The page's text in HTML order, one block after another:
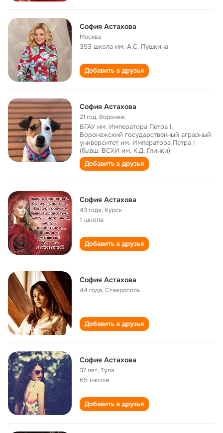
София Астахова
Москва
353 школа им. А.С. Пушкина
Добавить в друзья
София Астахова
21 год, Воронеж
ВГАУ им. Императора Петра I,
Воронежский государственный аграрный
университет им. Императора Петра I
(бывш. ВСХИ им. К.Д. Глинки)
Добавить в друзья
София Астахова
43 года, Курск
1 школа
Добавить в друзья
София Астахова
44 года,Ставрополь
Добавить в друзья
София Астахова
37 лет,Тула
65 школа
Добавить в друзья